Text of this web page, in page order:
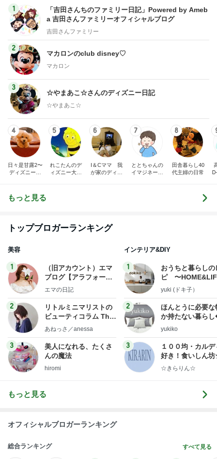
1
「吉田さんちのファミリー日記」Powered by Ameb
a 吉田さんファミリーオフィシャルブログ
吉田さんファミリー
2
マカロンのclub disney♡
マカロン
3
☆やまあこ☆さんのディズニー日記
☆やまあこ☆
4
日々是甘露2〜
ディズニー風
5
れこたんのデ
ィズニー大好
6
I＆Cママ 我
が家のディズ
7
ととちゃんの
イマジネーシ
8
田舎暮らし40
代主婦の日常
もっと見る
トップブロガーランキング
美容
1
（旧アカウント）エマ
ブログ【アラフォー会
社売却セカンドライ
エマの日記
2
リトルミニマリストの
ビューティコラム The
little minimalist's bea
あねっさ／anessa
3
美人になれる、たくさ
んの魔法
hiromi
インテリア&DIY
1
おうちと暮らしの
ピ 〜
yuki (ドキ子）
2
ほんとうに必要な
か持たない暮ら
ep Life Simple◆
yukiko
3
１００均・カルデ
好き！食いしん
らりん☆のブログ
☆きらりん☆
もっと見る
オフィシャルブロガーランキング
総合ランキング すべて見る